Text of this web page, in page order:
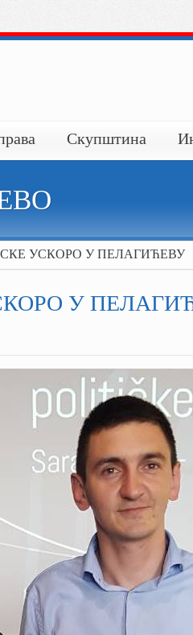
Скупштина
УСКОРО У ПЕЛАГИЋЕВУ
У